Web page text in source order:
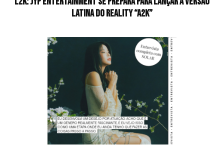
latina do reality “A2K”